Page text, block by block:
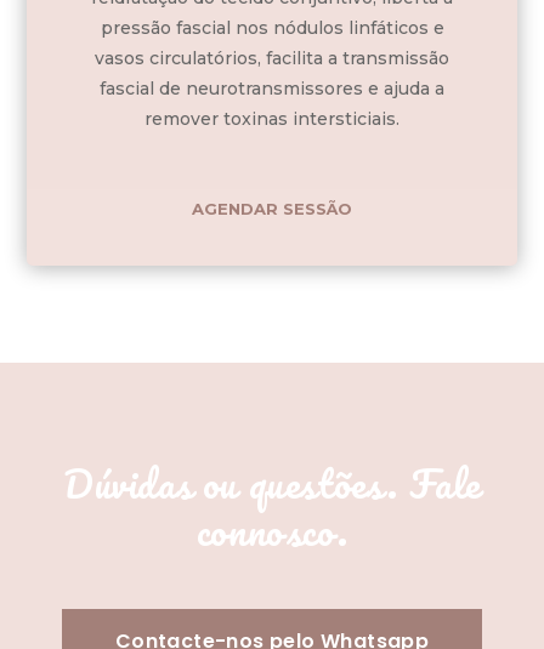
pressão fascial nos nódulos linfáticos e
vasos circulatórios, facilita a transmissão
fascial de neurotransmissores e ajuda a
remover toxinas intersticiais.
AGENDAR SESSÃO
Dúvidas ou questões. Fale
connosco.
Contacte-nos pelo Whatsapp